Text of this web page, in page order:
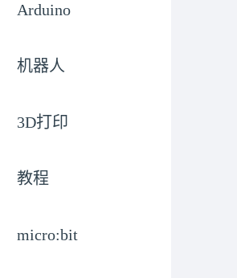
Arduino
机器人
3D打印
教程
micro:bit